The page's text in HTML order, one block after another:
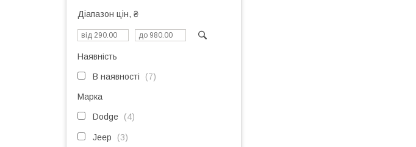
Діапазон цін, ₴
Наявність
В наявності 7
Марка
Dodge 4
Jeep 3